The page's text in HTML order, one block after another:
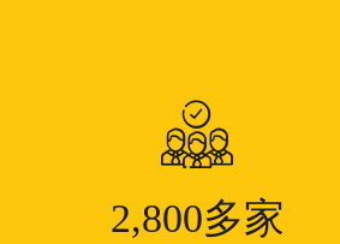
2,800多家